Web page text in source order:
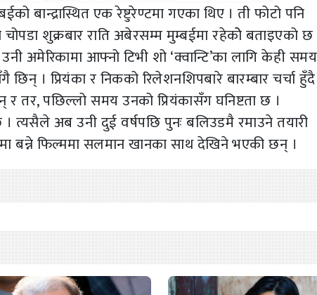
बान्द्रास्थित एक रेष्टुरेण्टमा गएका थिए । ती फोटो पनि
चोपडा शुक्रबार राति अबेरसम्म मुम्बईमा रहेकोे बताइएको छ
अमेरिकामा आफ्नो टिभी शो ‘क्वान्टि’का लागि केही
। प्रियंका र निकको रिलेशनशिपबारे बारम्बार चर्चा हुँदै
तर, पछिल्लो समय उनको प्रियंकासँग घनिष्टता छ ।
त्यसैले अब उनी दुई वर्षपछि पुनः बलिउडमै रमाउने तयारी
बन्ने फिल्ममा सलमान खानका साथ देखिने भएकी छन् ।